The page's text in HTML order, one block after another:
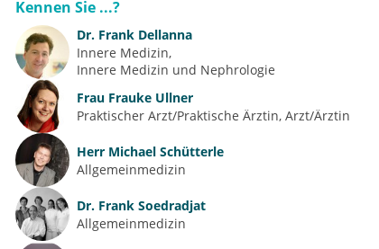
Kennen Sie ...?
Dr. Frank Dellanna
Innere Medizin
Innere Medizin und Nephrologie
Frau Frauke Ullner
Praktischer Arzt/Praktische Ärztin, Arzt/Ärztin
Herr Michael Schütterle
Allgemeinmedizin
Dr. Frank Soedradjat
Allgemeinmedizin